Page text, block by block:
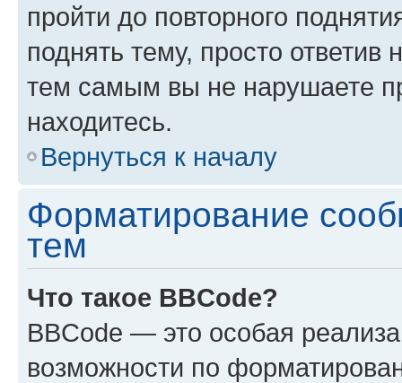
пройти до повторного
поднять тему, просто ответив
тем самым вы не нарушаете
находитесь.
Вернуться к началу
Форматирование
тем
Что такое BBCode?
BBCode — это особая
возможности по